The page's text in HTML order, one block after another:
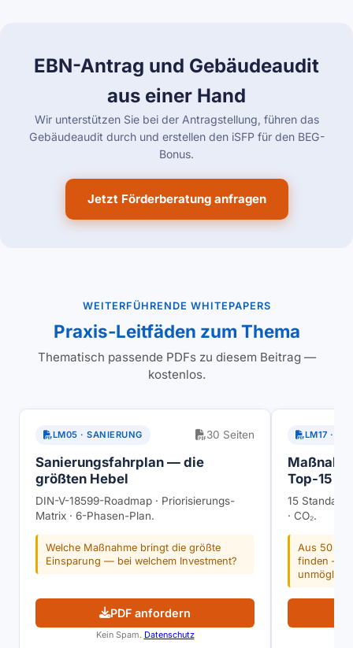
EBN-Antrag und Gebäudeaudit
aus einer Hand
Wir unterstützen Sie bei der Antragstellung, führen das
Gebäudeaudit durch und erstellen den iSFP für den BEG-
Bonus.
Jetzt Förderberatung anfragen
WEITERFÜHRENDE WHITEPAPERS
Praxis-Leitfäden zum Thema
Thematisch passende PDFs zu diesem Beitrag —
kostenlos.
LM05 · SANIERUNG 30 Seiten
Sanierungsfahrplan — die
größten Hebel
DIN-V-18599-Roadmap · Priorisierungs-
Matrix · 6-Phasen-Plan.
Welche Maßnahme bringt die größte
Einsparung — bei welchem Investment?
PDF anfordern
Kein Spam. Datenschutz
LM17 ·
Top-15
15
· CO₂.
Aus 50
finden —
unmöglich.